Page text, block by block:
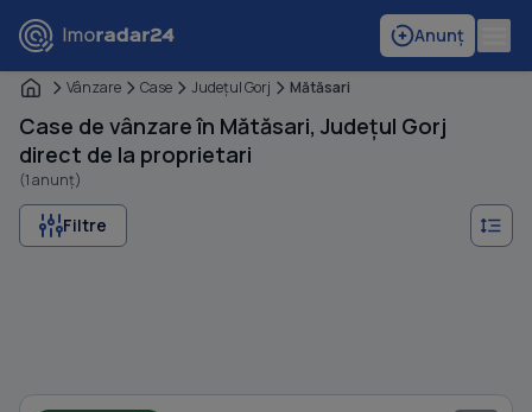
Anunț
Vânzare Case Judeţul Gorj Mătăsari
Case de vânzare în Mătăsari, Județul Gorj
direct de la proprietari
(1 anunț)
Filtre